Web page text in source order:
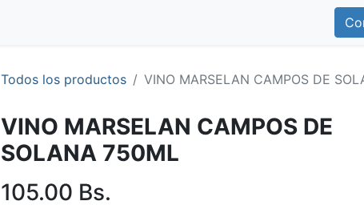
Todos los productos VINO MARSELAN CAMPOS DE
VINO MARSELAN CAMPOS DE
SOLANA 750ML
105.00 Bs.